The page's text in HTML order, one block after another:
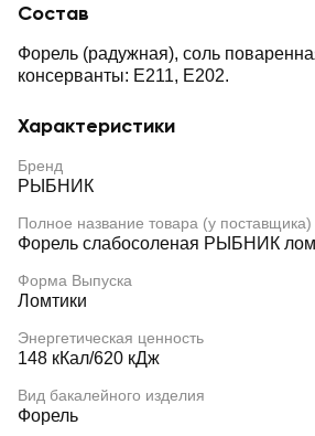
Состав
Форель (радужная), соль
консерванты: Е211, E202.
Характеристики
Бренд
РЫБНИК
Полное название товара (у поставщика)
Форель слабосоленая РЫБНИК
Форма Выпуска
Ломтики
Энергетическая ценность
148 кКал/620 кДж
Вид бакалейного изделия
Форель